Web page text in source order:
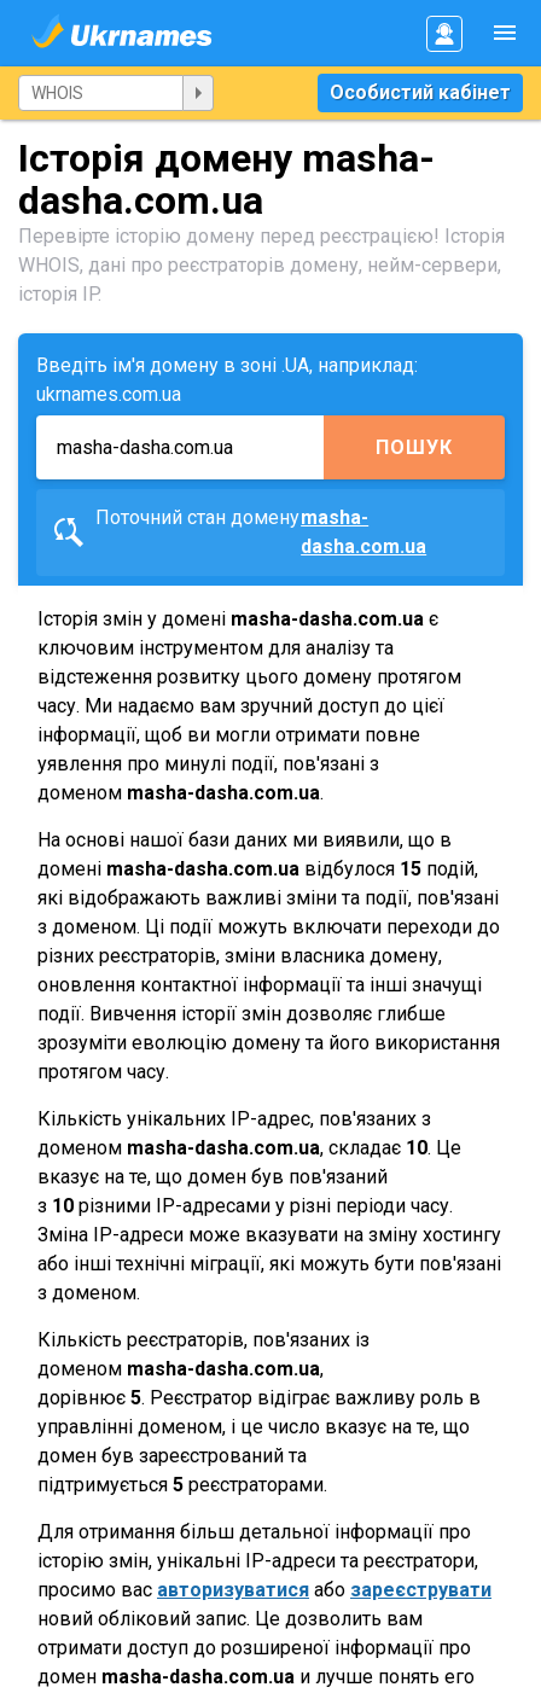
Особистий кабінет
Історія домену masha-
dasha.com.ua
Перевірте історію домену перед реєстрацією! Історія
WHOIS, дані про реєстраторів домену, нейм-сервери,
історія IP.
Введіть ім'я домену в зоні .UA, наприклад:
ukrnames.com.ua
ПОШУК
Поточний стан доменуmasha-
dasha.com.ua
Історія змін у домені masha-dasha.com.ua є
ключовим інструментом для аналізу та
відстеження розвитку цього домену протягом
часу. Ми надаємо вам зручний доступ до цієї
інформації, щоб ви могли отримати повне
уявлення про минулі події, пов'язані з
доменом masha-dasha.com.ua.
На основі нашої бази даних ми виявили, що в
домені masha-dasha.com.ua відбулося 15 подій,
які відображають важливі зміни та події, пов'язані
з доменом. Ці події можуть включати переходи до
різних реєстраторів, зміни власника домену,
оновлення контактної інформації та інші значущі
події. Вивчення історії змін дозволяє глибше
зрозуміти еволюцію домену та його використання
протягом часу.
Кількість унікальних IP-адрес, пов'язаних з
доменом masha-dasha.com.ua, складає 10. Це
вказує на те, що домен був пов'язаний
з 10 різними IP-адресами у різні періоди часу.
Зміна IP-адреси може вказувати на зміну хостингу
або інші технічні міграції, які можуть бути пов'язані
з доменом.
Кількість реєстраторів, пов'язаних із
доменом masha-dasha.com.ua,
дорівнює 5. Реєстратор відіграє важливу роль в
управлінні доменом, і це число вказує на те, що
домен був зареєстрований та
підтримується 5 реєстраторами.
Для отримання більш детальної інформації про
історію змін, унікальні IP-адреси та реєстратори,
просимо вас авторизуватися або зареєструвати
новий обліковий запис. Це дозволить вам
отримати доступ до розширеної інформації про
домен masha-dasha.com.ua и лучше понять его